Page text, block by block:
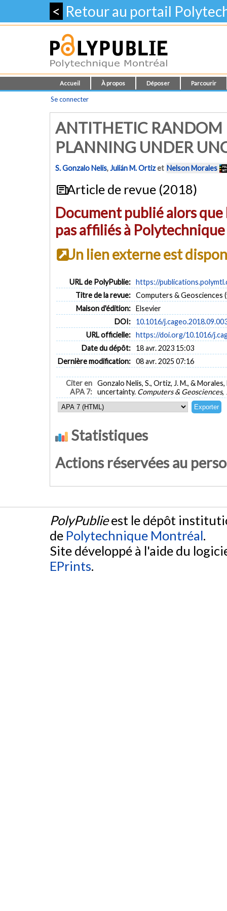
< Retour au portail
Accueil À propos Déposer Parcourir
Se connecter
ANTITHETIC RANDOM
PLANNING UNDER
S. Gonzalo Nelis,Julián M. Ortizet Nelson Morales
Article de revue (2018)
Document publié alors
pas affiliés à
Un lien externe est
URL de PolyPublie: https://
Titre de la revue: Computers & Geosciences
Maison d'édition: Elsevier
DOI:
10.1016/
URL officielle: https://doi.org/10.1016/
Date du dépôt:
18 avr. 2023 15:03
Dernière modification: 08 avr. 2025 07:16
Citer en
APA 7:
Gonzalo Nelis, S., Ortiz, J. M., &
uncertainty. Computers & Geosciences,
Statistiques
Actions réservées au
PolyPublieest le dépôt
de Polytechnique Montréal.
Site développé à l'aide du
EPrints.